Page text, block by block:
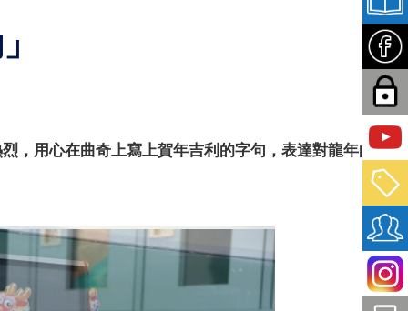
，用心在曲奇上寫上賀年吉利的字句，表達對龍年的祝